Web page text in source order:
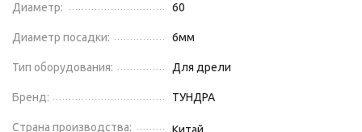
Диаметр: 60
Диаметр посадки: 6мм
Тип оборудования: Для дрели
Бренд: ТУНДРА
Страна производства: